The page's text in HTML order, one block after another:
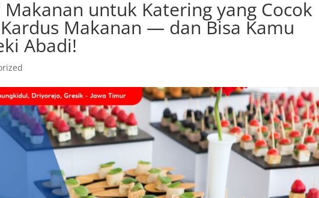
untuk Katering yang Cocok
Makanan — dan Bisa Kamu
Abadi!